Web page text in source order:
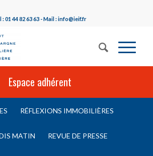
: 01 44 82 63 63 - Mail : info@ieif.fr
Espace adhérent
RÉFLEXIONS IMMOBILIÈRES
MATIN REVUE DE PRESSE